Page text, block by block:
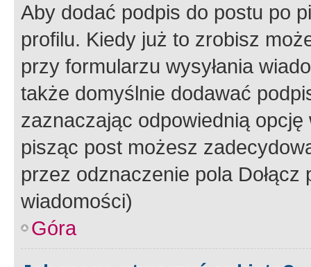
Aby dodać podpis do postu po
profilu. Kiedy już to zrobisz
przy formularzu wysyłania
także domyślnie dodawać
zaznaczając odpowiednią
pisząc post możesz
przez odznaczenie pola
wiadomości)
Góra